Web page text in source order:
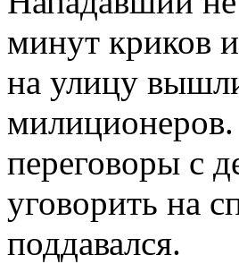
минут криков
на улицу
переговоры с
уговорить на
поддавался.